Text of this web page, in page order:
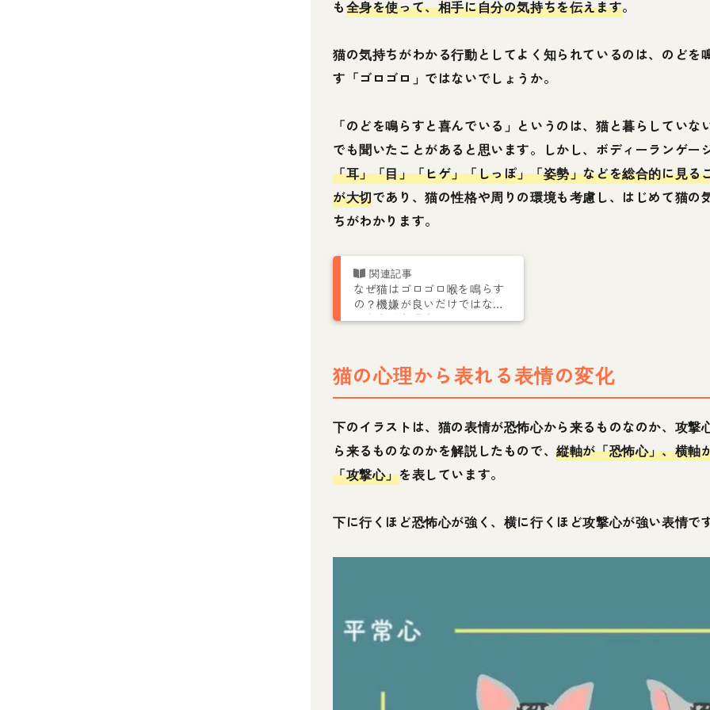
も全身を使って、相手に自分の気持ちを伝えます。
猫の気持ちがわかる行動としてよく知られているのは、のどを
す「ゴロゴロ」ではないでしょうか。
「のどを鳴らすと喜んでいる」というのは、猫と暮らしていな
でも聞いたことがあると思います。しかし、ボディーランゲー
「耳」「目」「ヒゲ」「しっぽ」「姿勢」などを総合的に見る
が大切であり、猫の性格や周りの環境も考慮し、はじめて猫の
ちがわかります。
なぜ猫はゴロゴロ喉を鳴らす
の？機嫌が良いだけではなか
った意外な理由
猫の心理から表れる表情の変化
下のイラストは、猫の表情が恐怖心から来るものなのか、攻撃
ら来るものなのかを解説したもので、縦軸が「恐怖心」、横軸
「攻撃心」を表しています。
下に行くほど恐怖心が強く、横に行くほど攻撃心が強い表情です